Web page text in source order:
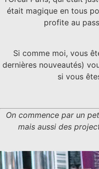
était magique en tous
profite au
Si comme moi, vous
dernières nouveautés)
si vous
On commence par un
mais aussi des